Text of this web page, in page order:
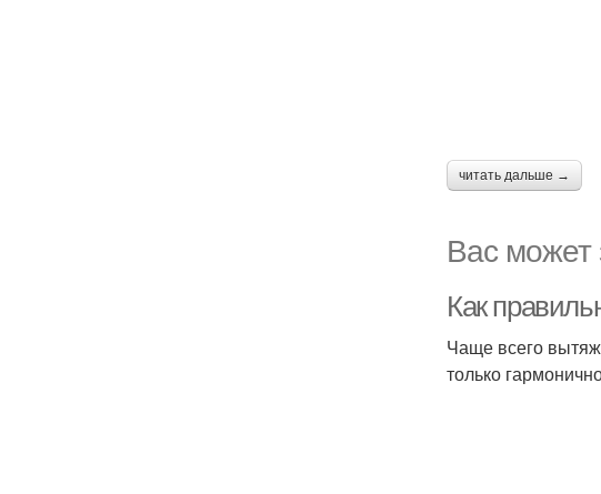
читать дальше →
Вас может
Как
Чаще всего
только